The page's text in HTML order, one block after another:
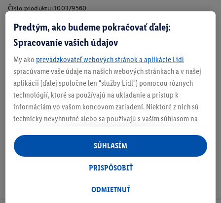
Číslo produktu: 100379560
O produkte
Predtým, ako budeme pokračovať ďalej:
Spracovanie vašich údajov
My ako prevádzkovateľ webových stránok a aplikácie Lidl
spracúvame vaše údaje na našich webových stránkach a v našej
aplikácii (ďalej spoločne len "služby Lidl") pomocou rôznych
technológií, ktoré sa používajú na ukladanie a prístup k
informáciám vo vašom koncovom zariadení. Niektoré z nich sú
technicky nevyhnutné alebo sa používajú s vaším súhlasom na
personalizovanú reklamu v rámci služieb Lidl aj mimo nich. Ak
ste účastníkom programu Lidl Plus, na tieto účely sa spracúvajú
aj údaje z vášho nákupného správania v obchode.
následne si vytvoríte účet Lidl Plus alebo sa prihlásite do svojho
ODMIETNUŤ
PRISPÔSOBIŤ
SÚHLASÍM